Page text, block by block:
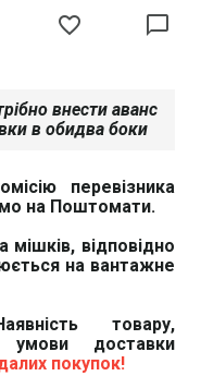
favorite_border chat_bubble_outline
внести аванс
в обидва боки
перевізника
на Поштомати.
мішків, відповідно
на вантажне
товару,
умови доставки
покупок!